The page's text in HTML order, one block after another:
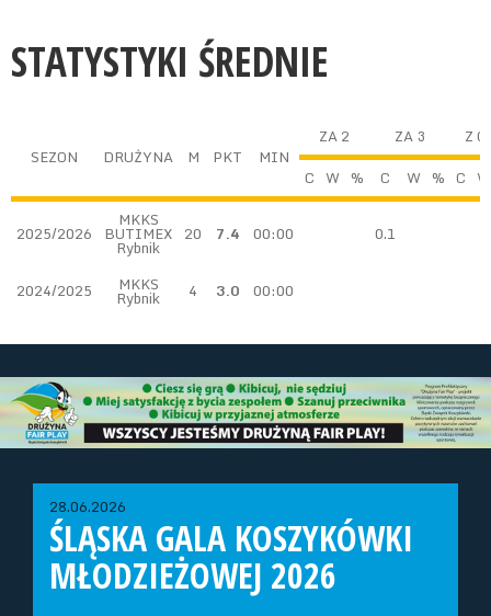
STATYSTYKI ŚREDNIE
SEZON DRUŻYNA M PKT MIN
ZA 2 ZA 3
Z
C W % C W % C W
2025/2026
MKKS
BUTIMEX
Rybnik
20 7.4 00:00 0.1
2024/2025 MKKS
Rybnik 4 3.0 00:00
28.06.2026
ŚLĄSKA GALA KOSZYKÓWKI
MŁODZIEŻOWEJ 2026